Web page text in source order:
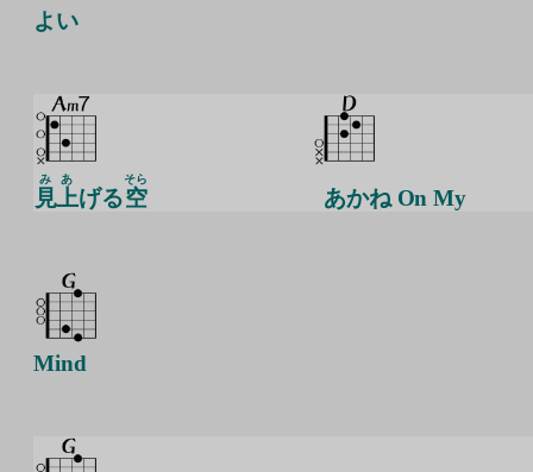
よい
見上
みあ
げる空
そら
あかね On My
Mind